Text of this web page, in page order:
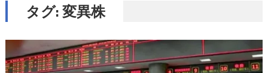
タグ:変異株